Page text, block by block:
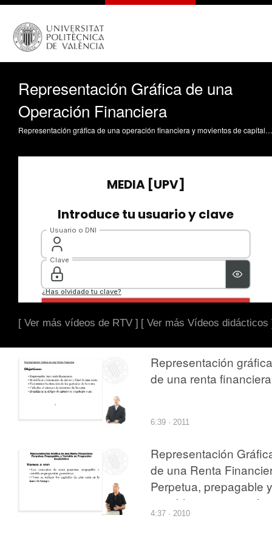
Representación Gráfica de una
Operación Financiera
Representación gráfica de una operación financiera y movientos de capitales en el tiempo. Benito Benito, A. (2009). Representación Gráfica de una Operación Financiera. https://riunet.upv.es/handle/10251/5042
[ Ver más vídeos de RTV ] [ Ver más Vídeos didácticos
Representación gráfica
de una renta financiera
6:39 · 2011
Representación
de una Renta
Perpetua, prepagable y
variable en progresión
geométrica.
4:37 · 2010